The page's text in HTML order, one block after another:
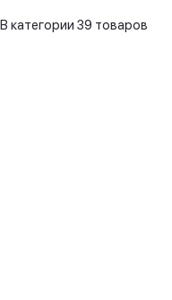
В категории 39 товаров